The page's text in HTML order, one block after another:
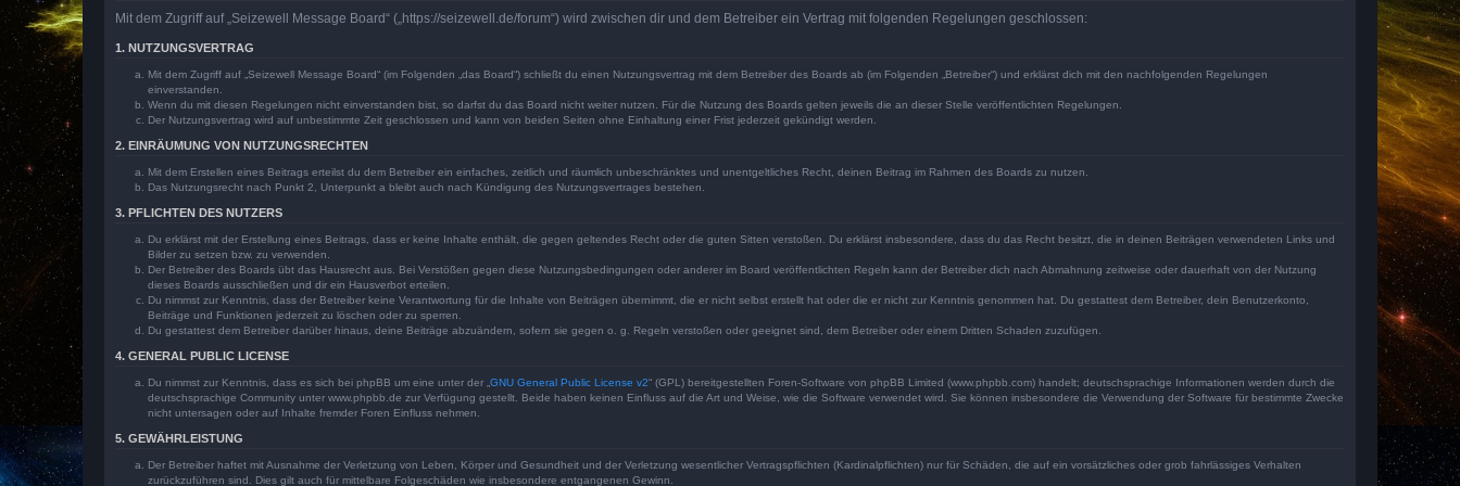
Mit dem Zugriff auf „Seizewell Message Board“ („https://seizewell.de/forum“) wird zwischen dir und dem Betreiber ein Vertrag mit folgenden Regelungen geschlossen:
1. NUTZUNGSVERTRAG
Mit dem Zugriff auf „Seizewell Message Board“ (im Folgenden „das Board“) schließt du einen Nutzungsvertrag mit dem Betreiber des Boards ab (im Folgenden „Betreiber“) und erklärst dich mit den nachfolgenden Regelungen
einverstanden.
Wenn du mit diesen Regelungen nicht einverstanden bist, so darfst du das Board nicht weiter nutzen. Für die Nutzung des Boards gelten jeweils die an dieser Stelle veröffentlichten Regelungen.
Der Nutzungsvertrag wird auf unbestimmte Zeit geschlossen und kann von beiden Seiten ohne Einhaltung einer Frist jederzeit gekündigt werden.
2. EINRÄUMUNG VON NUTZUNGSRECHTEN
Mit dem Erstellen eines Beitrags erteilst du dem Betreiber ein einfaches, zeitlich und räumlich unbeschränktes und unentgeltliches Recht, deinen Beitrag im Rahmen des Boards zu nutzen.
Das Nutzungsrecht nach Punkt 2, Unterpunkt a bleibt auch nach Kündigung des Nutzungsvertrages bestehen.
3. PFLICHTEN DES NUTZERS
Du erklärst mit der Erstellung eines Beitrags, dass er keine Inhalte enthält, die gegen geltendes Recht oder die guten Sitten verstoßen. Du erklärst insbesondere, dass du das Recht besitzt, die in deinen Beiträgen verwendeten Links und
Bilder zu setzen bzw. zu verwenden.
Der Betreiber des Boards übt das Hausrecht aus. Bei Verstößen gegen diese Nutzungsbedingungen oder anderer im Board veröffentlichten Regeln kann der Betreiber dich nach Abmahnung zeitweise oder dauerhaft von der Nutzung
dieses Boards ausschließen und dir ein Hausverbot erteilen.
Du nimmst zur Kenntnis, dass der Betreiber keine Verantwortung für die Inhalte von Beiträgen übernimmt, die er nicht selbst erstellt hat oder die er nicht zur Kenntnis genommen hat. Du gestattest dem Betreiber, dein Benutzerkonto,
Beiträge und Funktionen jederzeit zu löschen oder zu sperren.
Du gestattest dem Betreiber darüber hinaus, deine Beiträge abzuändern, sofern sie gegen o. g. Regeln verstoßen oder geeignet sind, dem Betreiber oder einem Dritten Schaden zuzufügen.
4. GENERAL PUBLIC LICENSE
Du nimmst zur Kenntnis, dass es sich bei phpBB um eine unter der „ GNU General Public License v2“ (GPL) bereitgestellten Foren-Software von phpBB Limited (www.phpbb.com) handelt; deutschsprachige Informationen werden durch die
deutschsprachige Community unter www.phpbb.de zur Verfügung gestellt. Beide haben keinen Einfluss auf die Art und Weise, wie die Software verwendet wird. Sie können insbesondere die Verwendung der Software für bestimmte Zwecke
nicht untersagen oder auf Inhalte fremder Foren Einfluss nehmen.
5. GEWÄHRLEISTUNG
Der Betreiber haftet mit Ausnahme der Verletzung von Leben, Körper und Gesundheit und der Verletzung wesentlicher Vertragspflichten (Kardinalpflichten) nur für Schäden, die auf ein vorsätzliches oder grob fahrlässiges Verhalten
zurückzuführen sind. Dies gilt auch für mittelbare Folgeschäden wie insbesondere entgangenen Gewinn.